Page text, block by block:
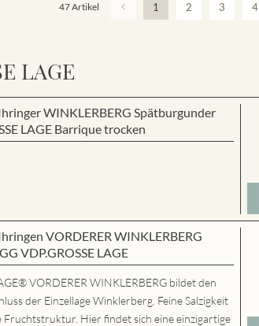
47 Artikel 1 2 3 4
LAGE
WINKLERBERG Spätburgunder
LAGE Barrique trocken
VORDERER WINKLERBERG
VDP.GROSSE LAGE
VORDERER WINKLERBERG bildet den
der Einzellage Winklerberg. Feine Salzigkeit
Fruchtstruktur. Hier findet sich eine einzigartige